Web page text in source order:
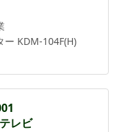
ー KDM-104F(H)
レビ